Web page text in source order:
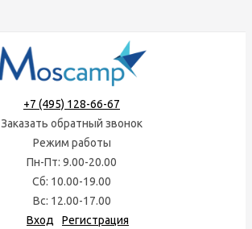
+7 (495) 128-66-67
Заказать обратный звонок
Режим работы
Пн-Пт: 9.00-20.00
Сб: 10.00-19.00
Вс: 12.00-17.00
Вход
Регистрация